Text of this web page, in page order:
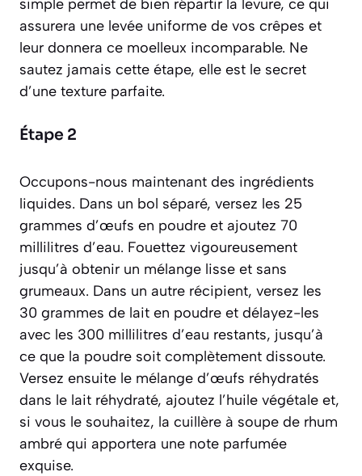
simple permet de bien répartir la levure, ce qui
assurera une levée uniforme de vos crêpes et
leur donnera ce moelleux incomparable. Ne
sautez jamais cette étape, elle est le secret
d’une texture parfaite.
Étape 2
Occupons-nous maintenant des ingrédients
liquides. Dans un bol séparé, versez les 25
grammes d’œufs en poudre et ajoutez 70
millilitres d’eau. Fouettez vigoureusement
jusqu’à obtenir un mélange lisse et sans
grumeaux. Dans un autre récipient, versez les
30 grammes de lait en poudre et délayez-les
avec les 300 millilitres d’eau restants, jusqu’à
ce que la poudre soit complètement dissoute.
Versez ensuite le mélange d’œufs réhydratés
dans le lait réhydraté, ajoutez l’huile végétale et,
si vous le souhaitez, la cuillère à soupe de rhum
ambré qui apportera une note parfumée
exquise.